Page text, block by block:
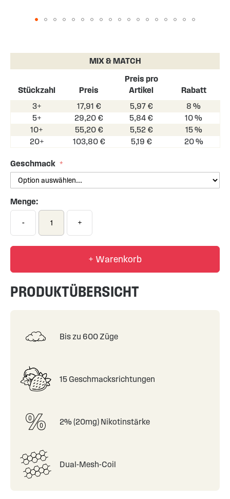
the
the
gallery
MIX & MATCH
Stückzahl Preis
Preis pro
Artikel
Rabatt
3+
17,91 € 5,97 €
8 %
5+
29,20 € 5,84 €
10 %
10+
55,20 € 5,52 €
15 %
20+
103,80 € 5,19 € 20 %
Geschmack
Menge:
- +
+ Warenkorb
PRODUKTÜBERSICHT
Bis zu 600 Züge
15 Geschmacksrichtungen
2% (20mg) Nikotinstärke
Dual-Mesh-Coil